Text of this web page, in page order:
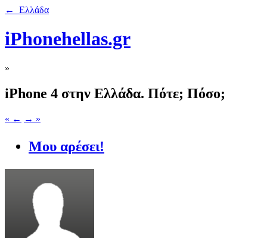
← Ελλάδα
iPhonehellas.gr
»
iPhone 4 στην Ελλάδα. Πότε; Πόσο;
« ← → »
Μου αρέσει!